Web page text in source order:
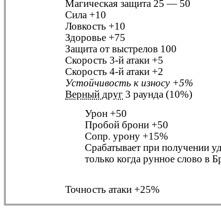
Магическая защита 25 — 50
Сила +10
Ловкость +10
Здоровье +75
Защита от выстрелов 100
Скорость 3-й атаки +5
Скорость 4-й атаки +2
Устойчивость к износу +5%
Верный друг 3 раунда (10%)
Урон +50
Пробой брони +50
Сопр. урону +15%
Срабатывает при получении
только когда рунное слово в
Точность атаки +25%